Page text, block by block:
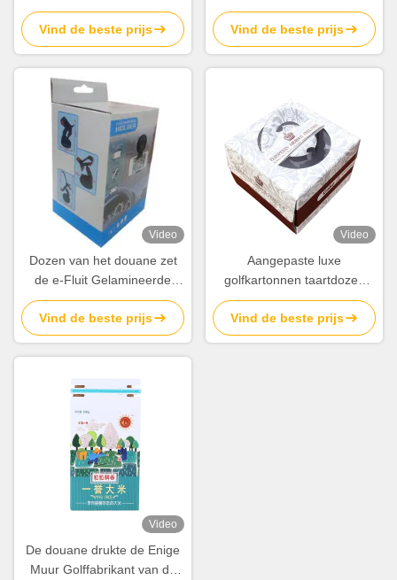
Vakjes Flessen Verpakkende
Leverancier
Vind de beste prijs
Kraftpapier F Fluit voor
Verkoop verpakken
Vind de beste prijs
Video
Dozen van het douane zet
de e-Fluit Gelamineerde
Golfkarton voor Telefoon
Pakket op
Vind de beste prijs
Video
Aangepaste luxe
golfkartonnen taartdozen
groothandel afdrukken met
handvat
Vind de beste prijs
Video
De douane drukte de Enige
Muur Golffabrikant van de